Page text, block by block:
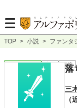
TOP > 小説 > ファンタ
ファンタジー 完結 短編
落
三
（